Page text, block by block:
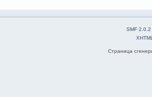
SMF 2.0.2
Страница